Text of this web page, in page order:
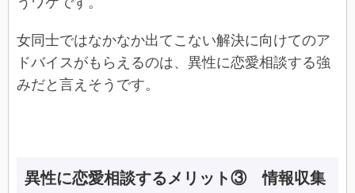
女同士ではなかなか出てこない解決に向けてのア
ドバイスがもらえるのは、異性に恋愛相談する強
みだと言えそうです。
異性に恋愛相談するメリット③ 情報収集